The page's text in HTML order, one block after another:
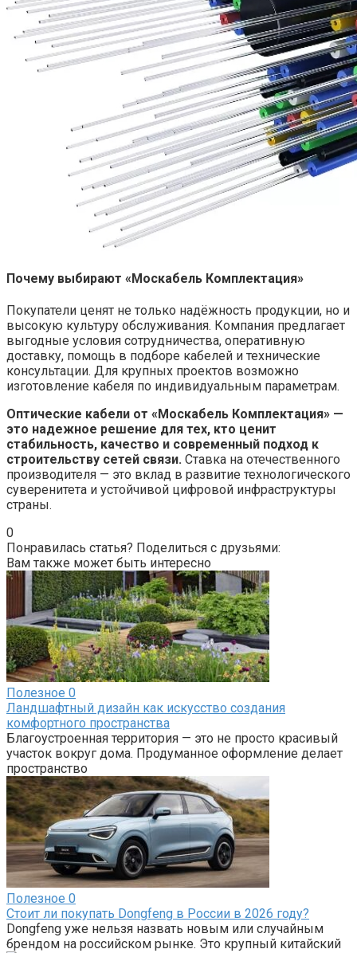
Почему выбирают «Москабель Комплектация»
Покупатели ценят не только надёжность продукции, но и
высокую культуру обслуживания. Компания предлагает
выгодные условия сотрудничества, оперативную
доставку, помощь в подборе кабелей и технические
консультации. Для крупных проектов возможно
изготовление кабеля по индивидуальным параметрам.
Оптические кабели от «Москабель Комплектация» —
это надежное решение для тех, кто ценит
стабильность, качество и современный подход к
строительству сетей связи. Ставка на отечественного
производителя — это вклад в развитие технологического
суверенитета и устойчивой цифровой инфраструктуры
страны.
0
Понравилась статья? Поделиться с друзьями:
Вам также может быть интересно
Полезное 0
Ландшафтный дизайн как искусство создания
комфортного пространства
Благоустроенная территория — это не просто красивый
участок вокруг дома. Продуманное оформление делает
пространство
Полезное 0
Стоит ли покупать Dongfeng в России в 2026 году?
Dongfeng уже нельзя назвать новым или случайным
брендом на российском рынке. Это крупный китайский